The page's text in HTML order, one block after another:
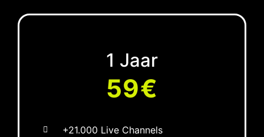
1 Jaar
59€
+21.000 Live Channels